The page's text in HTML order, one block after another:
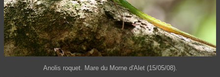
Anolis roquet. Mare du Morne d'Alet (15/05/08).